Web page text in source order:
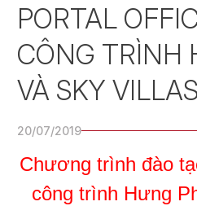
PORTAL
CÔNG TRÌNH
VÀ SKY VILLAS
20/07/2019
Chương trình đào
công trình Hưng